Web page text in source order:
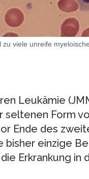
viele unreife
Leukämie
Form
Ende des
einzige
Erkrankung in